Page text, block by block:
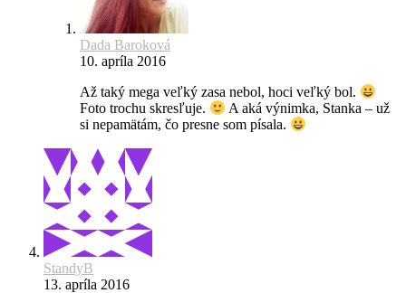
Dada Baroková
10. apríla 2016
Až taký mega veľký zasa nebol, hoci veľký bol.
Foto trochu skresľuje.
A aká výnimka, Stanka – už
si nepamätám, čo presne som písala.
StandyB
13. apríla 2016